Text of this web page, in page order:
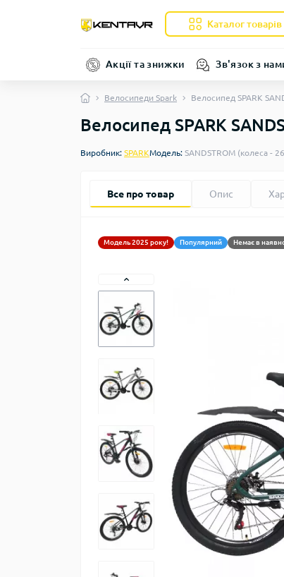
Каталог товарів
Акції та знижки Зв'язок з
Велосипеди Spark Велосипед SPARK
Велосипед SPARK
Виробник: SPARKМодель: SANDSTROM (колеса -
Все про товар Опис
Модель 2025 року! Популярний Немає в